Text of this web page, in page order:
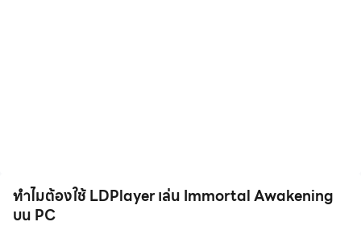
- บอสต่างๆ ที่มาพร้องเซ็ตสกิลสุดพิเศษ
- คว้าชัยชนะและอื่นๆ
ทำไมต้องใช้ LDPlayer เล่น Immortal Awakening
บน PC